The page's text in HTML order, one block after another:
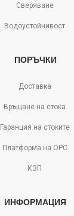
Сверяване
Водоустойчивост
ПОРЪЧКИ
Доставка
Връщане на стока
Гаранция на стоките
Платформа на ОРС
КЗП
ИНФОРМАЦИЯ